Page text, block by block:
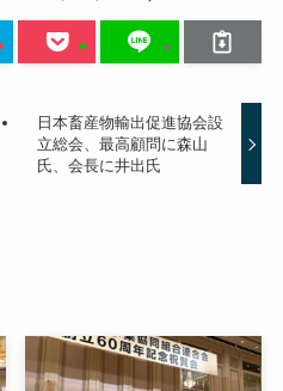
日本畜産物輸出促進協会設
立総会、最高顧問に森山
氏、会長に井出氏